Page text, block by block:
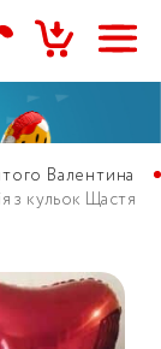
Валентина
з кульок Щастя